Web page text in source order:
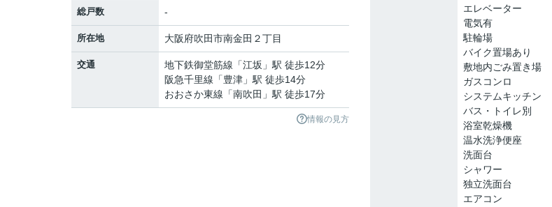
総戸数 -
所在地 大阪府吹田市南金田 ２丁目
交通 地下鉄御堂筋線 「江坂 」駅 徒歩12分
阪急千里線 「豊津 」駅 徒歩14分
おおさか東線 「南吹田 」駅 徒歩17分
情報の見方
エレベーター
電気有
駐輪場
バイク置場あり
敷地内ごみ置き場
ガスコンロ
システムキッチン
バス・トイレ別
浴室乾燥機
温水洗浄便座
洗面台
シャワー
独立洗面台
エアコン